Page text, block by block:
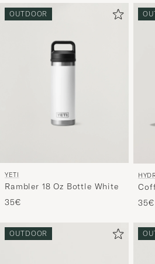
OUTDOOR
YETI
Rambler 18 Oz Bottle White
35€
35€
OUTDOOR